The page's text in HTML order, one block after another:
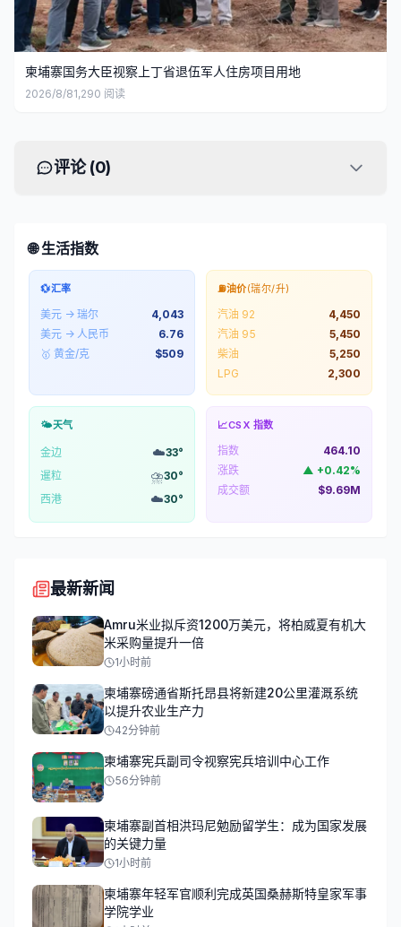
柬埔寨国务大臣视察上丁省退伍军人住房项目用地
2026/8/81,290 阅读
评论 (0)
🌐 生活指数
💱汇率
美元 → 瑞尔
4,043
美元 → 人民币
6.76
🥇 黄金/克
$509
⛽油价(瑞尔/升)
汽油 92
4,450
汽油 95
5,450
柴油
5,250
LPG
2,300
🌤️天气
金边 ☁️33°
暹粒
⛈️30°
西港
☁️30°
📈CSX 指数
指数
464.10
涨跌
▲ +0.42%
成交额
$9.69M
最新新闻
Amru米业拟斥资1200万美元，将柏威夏有机大
米采购量提升一倍
1小时前
柬埔寨磅通省斯托昂县将新建20公里灌溉系统
以提升农业生产力
42分钟前
柬埔寨宪兵副司令视察宪兵培训中心工作
56分钟前
柬埔寨副首相洪玛尼勉励留学生：成为国家发展
的关键力量
1小时前
柬埔寨年轻军官顺利完成英国桑赫斯特皇家军事
学院学业